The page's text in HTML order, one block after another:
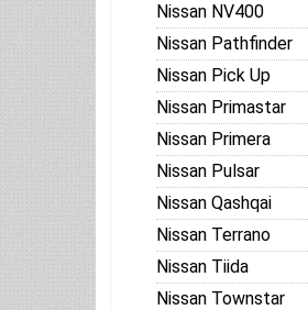
Nissan NV400
Nissan Pathfinder
Nissan Pick Up
Nissan Primastar
Nissan Primera
Nissan Pulsar
Nissan Qashqai
Nissan Terrano
Nissan Tiida
Nissan Townstar